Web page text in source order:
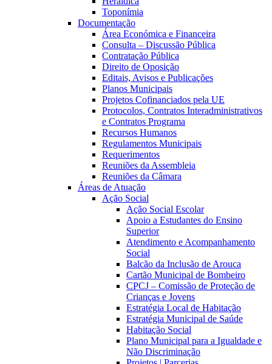
Toponímia
Documentação
Área Económica e Financeira
Consulta – Discussão Pública
Contratação Pública
Direito de Oposição
Editais, Avisos e Publicações
Planos Municipais
Projetos Cofinanciados pela UE
Protocolos, Contratos Interadministrativos
e Contratos Programa
Recursos Humanos
Regulamentos Municipais
Requerimentos
Reuniões da Assembleia
Reuniões da Câmara
Áreas de Atuação
Ação Social
Ação Social Escolar
Apoio a Estudantes do Ensino
Superior
Atendimento e Acompanhamento
Social
Balcão da Inclusão de Arouca
Cartão Municipal de Bombeiro
CPCJ – Comissão de Proteção de
Crianças e Jovens
Estratégia Local de Habitação
Estratégia Municipal de Saúde
Habitação Social
Plano Municipal para a Igualdade e
Não Discriminação